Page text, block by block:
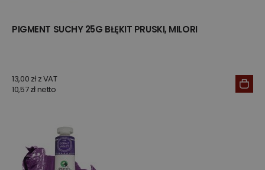
PIGMENT SUCHY 25G BŁĘKIT PRUSKI, MILORI
13,00 zł z VAT
10,57 zł netto